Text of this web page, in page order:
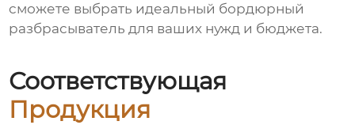
сможете выбрать идеальный бордюрный
разбрасыватель для ваших нужд и бюджета.
Соответствующая
Продукция